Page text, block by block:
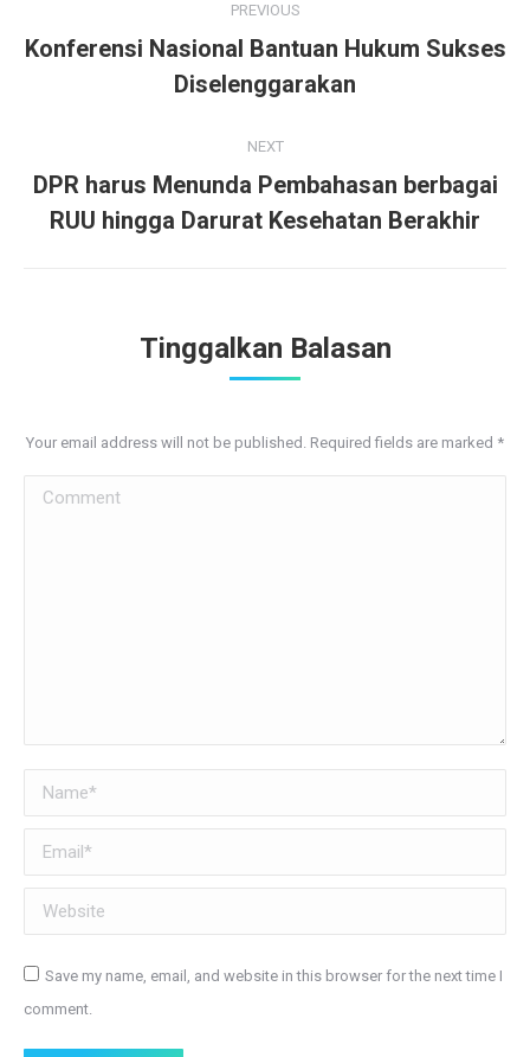
navigation
PREVIOUS
Previous
post:
Konferensi Nasional Bantuan Hukum Sukses
Diselenggarakan
NEXT
Next
post:
DPR harus Menunda Pembahasan berbagai
RUU hingga Darurat Kesehatan Berakhir
Tinggalkan Balasan
Your email address will not be published. Required fields are marked *
Comment
Name *
Email *
Website
Save my name, email, and website in this browser for the next time I
comment.